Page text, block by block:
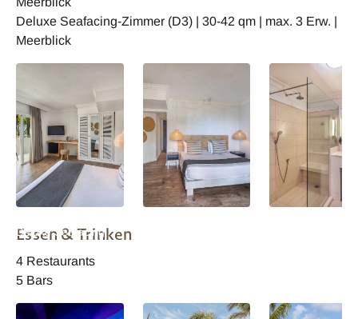
Deluxe Seafacing-Zimmer (D3) | 30-42 qm | max. 3 Erw. |
Meerblick
Deluxe Seafacing
Essen & Trinken
4 Restaurants
5 Bars